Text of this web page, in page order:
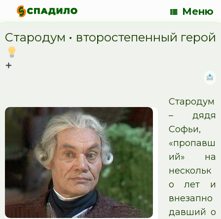
Меню
Стародум • второстепенный герой
Стародум
– дядя
Софьи,
«пропавш
ий» на
нескольк
о лет и
внезапно
давший о